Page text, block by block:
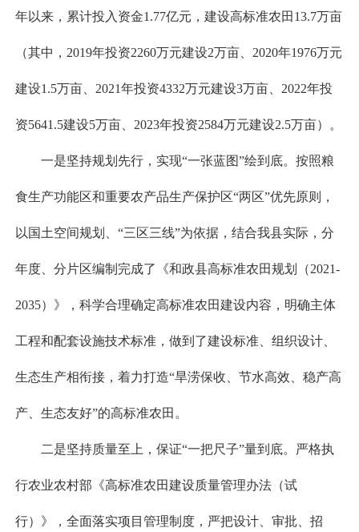
年以来，累计投入资金1.77亿元，建设高标准农田13.7万亩
（其中，2019年投资2260万元建设2万亩、2020年1976万元
建设1.5万亩、2021年投资4332万元建设3万亩、2022年投
资5641.5建设5万亩、2023年投资2584万元建设2.5万亩）。
一是坚持规划先行，实现“一张蓝图”绘到底。按照粮
食生产功能区和重要农产品生产保护区“两区”优先原则，
以国土空间规划、“三区三线”为依据，结合我县实际，分
年度、分片区编制完成了《和政县高标准农田规划（2021-
2035）》，科学合理确定高标准农田建设内容，明确主体
工程和配套设施技术标准，做到了建设标准、组织设计、
生态生产相衔接，着力打造“旱涝保收、节水高效、稳产高
产、生态友好”的高标准农田。
二是坚持质量至上，保证“一把尺子”量到底。严格执
行农业农村部《高标准农田建设质量管理办法（试
行）》，全面落实项目管理制度，严把设计、审批、招